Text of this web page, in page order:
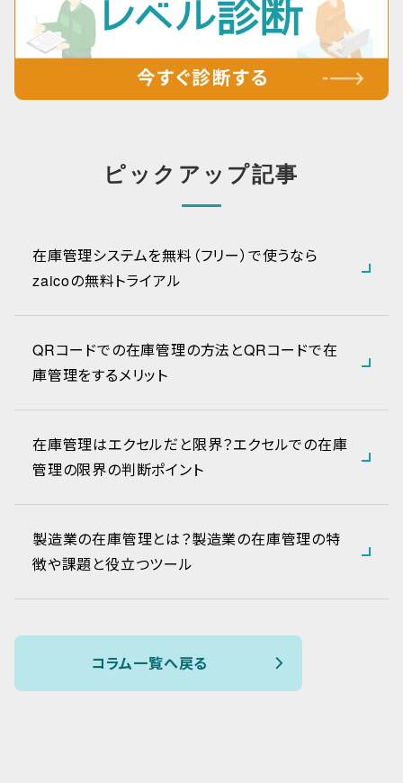
ピックアップ記事
在庫管理システムを無料（フリー）で使うなら
zaicoの無料トライアル
QRコードでの在庫管理の方法とQRコードで在
庫管理をするメリット
在庫管理はエクセルだと限界？エクセルでの在庫
管理の限界の判断ポイント
製造業の在庫管理とは？製造業の在庫管理の特
徴や課題と役立つツール
コラム一覧へ戻る